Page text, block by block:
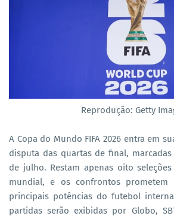
Reprodução: Getty
A Copa do Mundo FIFA 2026 entra em
disputa das quartas de final,
de julho. Restam apenas oito
mundial, e os confrontos prometem
principais potências do futebol
partidas serão exibidas por Globo,